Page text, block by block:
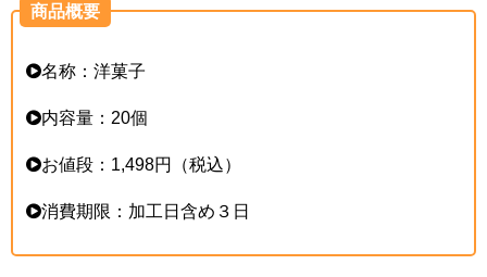
商品概要
名称：洋菓子
内容量：20個
お値段：1,498円（税込）
消費期限：加工日含め３日